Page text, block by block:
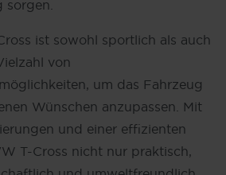
sorgen.
ist sowohl sportlich als auch
von
um das Fahrzeug
Wünschen anzupassen. Mit
und einer effizienten
T-Cross nicht nur praktisch,